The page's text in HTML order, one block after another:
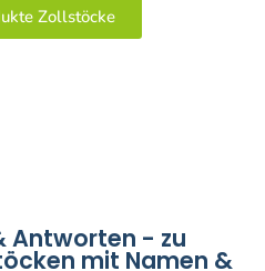
Zollstöcke
Antworten - zu
mit Namen &